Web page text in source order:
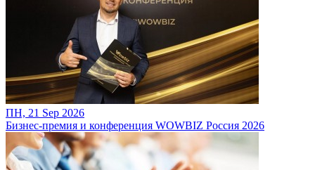
ПН, 21 Sep 2026
Бизнес-премия и конференция WOWBIZ Россия 2026